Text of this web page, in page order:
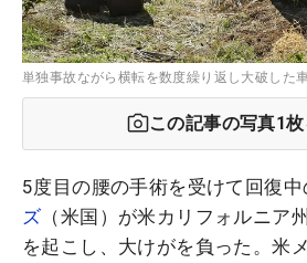
単独事故ながら横転を数度繰り返し大破した
この記事の写真1
5度目の腰の手術を受けて回復中
ズ （米国）が米カリフォルニア
を起こし、大けがを負った。米